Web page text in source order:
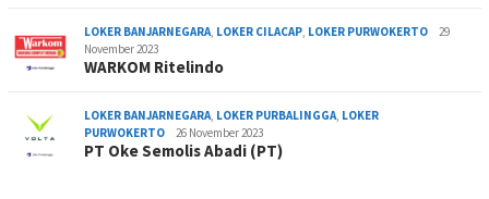
LOKER BANJARNEGARA LOKER CILACAP LOKER PURWOKERTO
29
November 2023
WARKOM Ritelindo
LOKER BANJARNEGARA LOKER PURBALINGGA LOKER
PURWOKERTO
26 November 2023
PT Oke Semolis Abadi (PT)